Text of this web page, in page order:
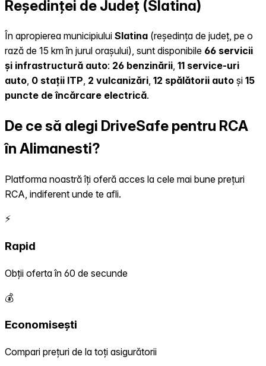
Reședinței de Județ (Slatina)
În apropierea municipiului Slatina (reședința de județ, pe o
rază de 15 km în jurul orașului), sunt disponibile 66 servicii
și infrastructură auto: 26 benzinării, 11 service-uri
auto, 0 stații ITP, 2 vulcanizări, 12 spălătorii auto și 15
puncte de încărcare electrică.
De ce să alegi DriveSafe pentru RCA
în Alimanesti?
Platforma noastră îți oferă acces la cele mai bune prețuri
RCA, indiferent unde te afli.
⚡
Rapid
Obții oferta în 60 de secunde
💰
Economisești
Compari prețuri de la toți asigurătorii